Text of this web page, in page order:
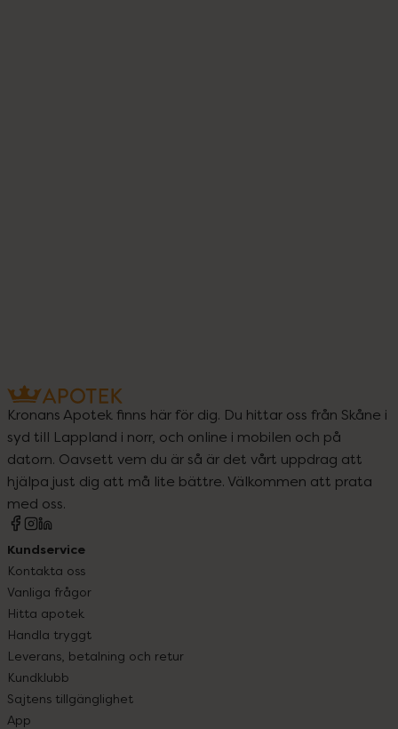
Kronans Apotek finns här för dig. Du hittar oss från Skåne i
syd till Lappland i norr, och online i mobilen och på
datorn. Oavsett vem du är så är det vårt uppdrag att
hjälpa just dig att må lite bättre. Välkommen att prata
med oss.
Kundservice
Kontakta oss
Vanliga frågor
Hitta apotek
Handla tryggt
Leverans, betalning och retur
Kundklubb
Sajtens tillgänglighet
App